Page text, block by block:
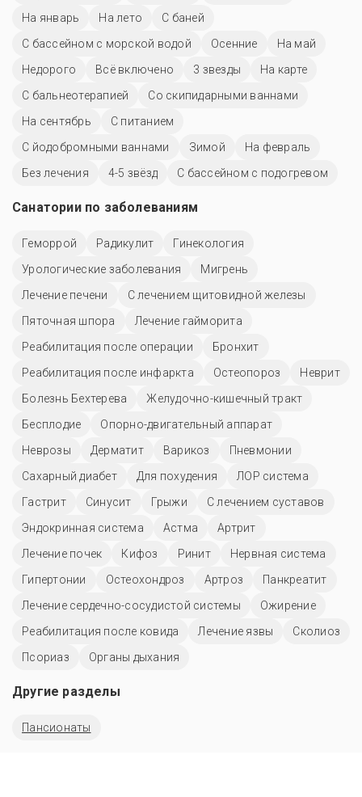
На январь
На лето
С баней
С бассейном с морской водой
Осенние
На май
Недорого
Всё включено 3 звезды
На карте
С бальнеотерапией
Со скипидарными ваннами
На сентябрь
С питанием
С йодобромными ваннами
Зимой
На февраль
Без лечения
4-5 звёзд С бассейном с подогревом
Санатории по заболеваниям
Геморрой Радикулит
Гинекология
Урологические заболевания
Мигрень
Лечение печени
С лечением щитовидной железы
Пяточная шпора
Лечение гайморита
Реабилитация после операции
Бронхит
Реабилитация после инфаркта
Остеопороз
Неврит
Болезнь Бехтерева
Желудочно-кишечный тракт
Бесплодие
Опорно-двигательный аппарат
Неврозы
Дерматит Варикоз
Пневмонии
Сахарный диабет
Для похудения
ЛОР система
Гастрит
Синусит Грыжи
С лечением суставов
Эндокринная система
Астма
Артрит
Лечение почек
Кифоз Ринит
Нервная система
Гипертонии
Остеохондроз Артроз
Панкреатит
Лечение сердечно-сосудистой системы
Ожирение
Реабилитация после ковида
Лечение язвы
Сколиоз
Псориаз
Органы дыхания
Другие разделы
Пансионаты